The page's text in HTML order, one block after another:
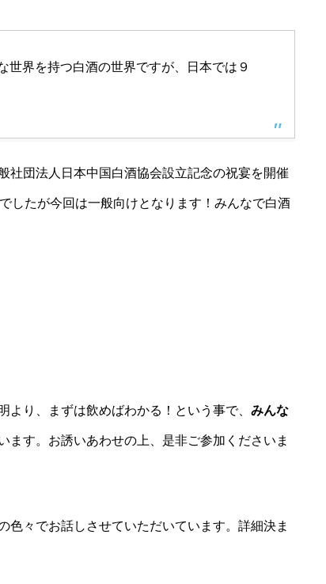
界を持つ白酒の世界ですが、日本では９
社団法人日本中国白酒協会設立記念の祝宴を開催
したが今回は一般向けとなります！みんなで白酒
り、まずは飲めばわかる！という事で、 みんな
ます。お誘いあわせの上、是非ご参加くださいま
色々でお話しさせていただいています。詳細決ま